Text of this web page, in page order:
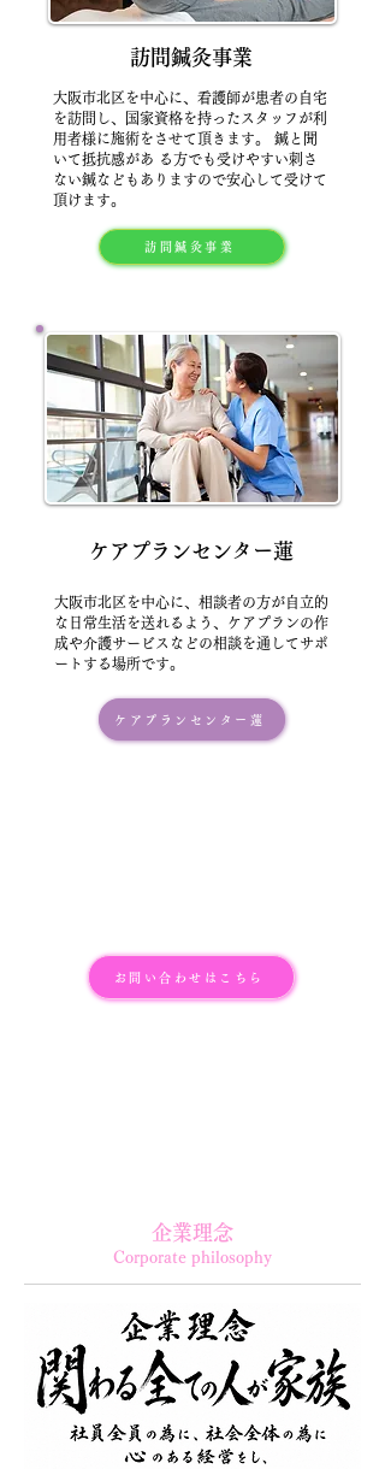
訪問鍼灸事業
大阪市北区を中心に、看護師が患者の自宅
を訪問し、国家資格を持ったスタッフが利
用者様に施術をさせて頂きます。 鍼と聞
いて抵抗感があ る方でも受けやすい刺さ
ない鍼などもありますので安心して受けて
頂けます。
訪問鍼灸事業
ケアプランセンター蓮
大阪市北区を中心に、相談者の方が自立的
な日常生活を送れるよう、ケアプランの作
成や介護サービスなどの相談を通してサポ
ートする場所です。
ケアプランセンター蓮
お問い合わせはこちら
企業理念
Corporate philosophy